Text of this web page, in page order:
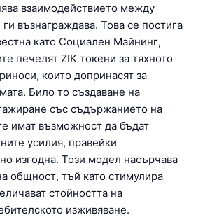
взаимодействието между
възнаграждава. Това се постига
като Социален Майнинг,
печелят ZIK токени за тяхното
които допринасят за
Било то създаване на
със съдържанието на
имат възможност да бъдат
усилия, правейки
изгодна. Този модел насърчава
общност, тъй като стимулира
стойността на
изживяване.